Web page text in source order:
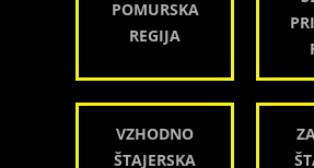
POMURSKA
REGIJA
VZHODNO
ŠTAJERSKA